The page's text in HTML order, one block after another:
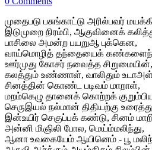
முதைபடு பசுங்காட்டு அரில்பவர்
இடுமுறை நிரம்பி, ஆகுவினைக்
பாசிலை அமன்ற பயறுஆ புக்கென,
வாய்மொழித் தந்தையைக்
ஊர்முது கோசர் நவைத்த சிறுமையின்,
கலத்தும் உண்ணாள், வாலிதும்
சினத்தின் கொண்ட படிவம் மாறாள்,
மறம்கெழு தானைக் கொற்றக்
செருஇயல் நல்மான் திதியற்கு
இன்உயிர் செகுப்பக் கண்டு, சினம்
அன்னி மிஞிலி போல, மெய்ம்மலிந்து,
ஆனா உவகையேம் ஆயினெம் - பூ